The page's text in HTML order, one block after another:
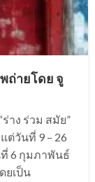
ถ่ายโดย จู
าง ร่วม สมัย”
ต่วันที่ 9 – 26
ที่ 6 กุมภาพันธ์
ยเป็น